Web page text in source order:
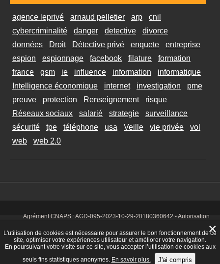
agence leprivé arnaud pelletier arp
cnil
cybercriminalité
danger detective
divorce
données
Droit Détective privé enquete
entreprise
espion
espionnage facebook filature
formation
france
gsm ie influence information
informatique
Intelligence économique
internet investigation
pme
preuve
protection Renseignement
risque
Réseaux sociaux
salarié strategie
surveillance
sécurité
tpe téléphone usa Veille vie privée
vol
web
web 2.0
Agrément CNAPS :AGD-095-2023-10-29-20180360642 - Autorisation
925 00038 - Code NAF 8030 Z -Mentions Légales-CookiesTél. : 06 14
01 75 32
L'utilisation de cookies est nécessaire pour assurer le bon fonctionnement de ce
site, optimiser votre expériences utilisateur et améliorer votre navigation.
En poursuivant votre visite sur ce site, vous accepter l’utilisation de cookies aux
seuls fins statistiques anonymes. En savoir plus. J'ai compris
×